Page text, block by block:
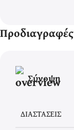
Προδιαγραφές
Σύνοψη
ΔΙΑΣΤΆΣΕΙΣ